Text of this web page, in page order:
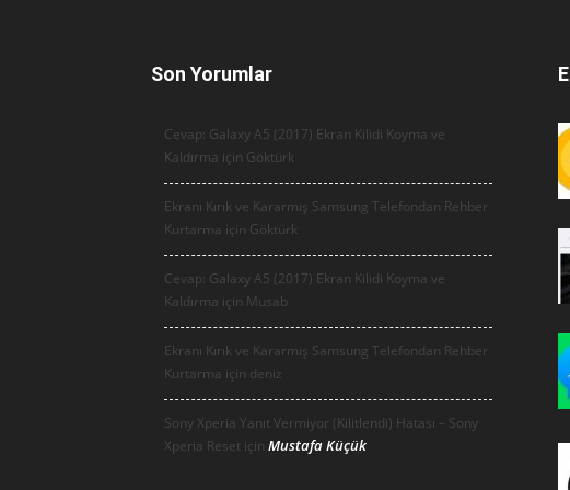
Son Yorumlar
Cevap: Galaxy A5 (2017) Ekran Kilidi Koyma ve
Kaldırma için Göktürk
Ekranı Kırık ve Kararmış Samsung Telefondan Rehber
Kurtarma için Göktürk
Cevap: Galaxy A5 (2017) Ekran Kilidi Koyma ve
Kaldırma için Musab
Ekranı Kırık ve Kararmış Samsung Telefondan Rehber
Kurtarma için deniz
Sony Xperia Yanıt Vermiyor (Kilitlendi) Hatası – Sony
Xperia Reset için Mustafa Küçük